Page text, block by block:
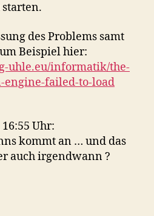
des Problems samt
Beispiel hier:
uhle.eu/informatik/the-
engine-failed-to-load
Uhr:
kommt an … und das
auch irgendwann ?